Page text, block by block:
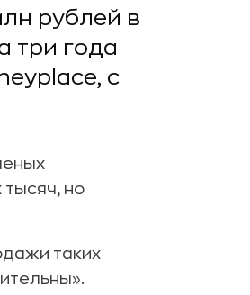
рублей в
три года
с
тысяч, но
таких